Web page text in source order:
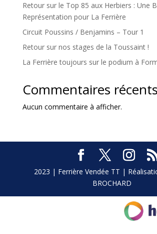
Retour sur le Top 85 aux Herbiers : Une
Représentation pour La Ferrière
Circuit Poussins / Benjamins – Tour 1
Retour sur nos stages de la Toussaint !
La Ferrière toujours sur le podium à
Commentaires récents
Aucun commentaire à afficher.
2023 | Ferrière Vendée TT |
BROCHARD